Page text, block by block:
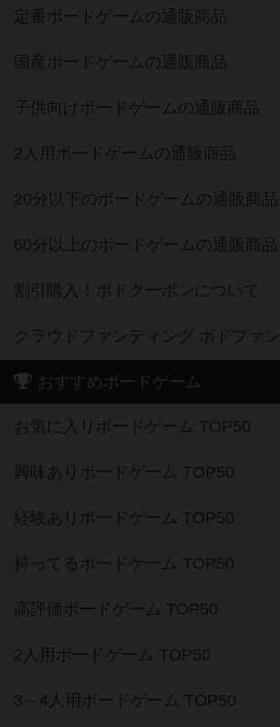
定番ボードゲームの通販商品
国産ボードゲームの通販商品
子供向けボードゲームの通販商品
2人用ボードゲームの通販商品
20分以下のボードゲームの通販商品
60分以上のボードゲームの通販商品
割引購入！ボドクーポンについて
クラウドファンディング ボドファン
おすすめボードゲーム
お気に入りボードゲーム TOP50
興味ありボードゲーム TOP50
経験ありボードゲーム TOP50
持ってるボードゲーム TOP50
高評価ボードゲーム TOP50
2人用ボードゲーム TOP50
3～4人用ボードゲーム TOP50